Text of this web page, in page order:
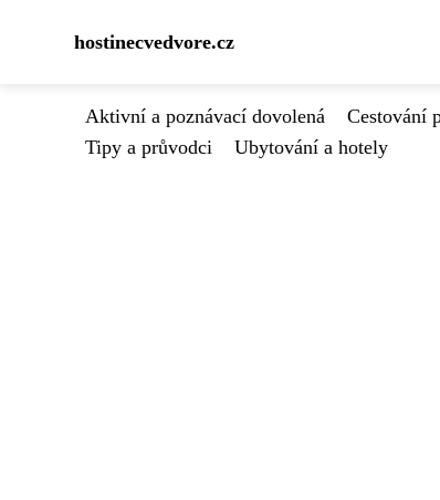
hostinecvedvore.cz
Aktivní a poznávací dovolená Cestování
Tipy a průvodci
Ubytování a hotely